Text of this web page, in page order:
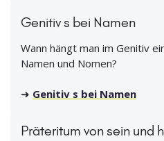
Genitiv s bei Namen
Wann hängt man im Genitiv
Namen und Nomen?
➜ Genitiv s bei Namen
Präteritum von sein und